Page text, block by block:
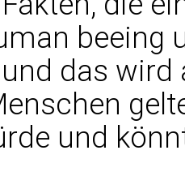
beeing
das
und